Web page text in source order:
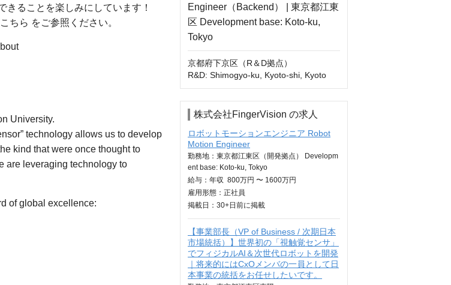
ることを楽しみにしています！
ちら をご参照ください。
University.
technology allows us to develop
kind that were once thought to
are leveraging technology to
of global excellence:
京都府下京区（R＆D拠点）
R&D: Shimogyo-ku, Kyoto-shi, Kyoto
株式会社FingerVision の求人
ロボットモーションエンジニア Robot
Motion Engineer
勤務地：東京都江東区（開発拠点） Developm
ent base: Koto-ku, Tokyo
給与： 年収 800万円 〜 1600万円
雇用形態：正社員
掲載日： 30+日 前に掲載
【事業部長（VP of Business / 次期日本
市場統括）】世界初の「視触覚センサ」
でフィジカルAI＆次世代ロボットを開発
｜将来的にはCxOメンバの一員として日
本事業の統括をお任せしたいです。